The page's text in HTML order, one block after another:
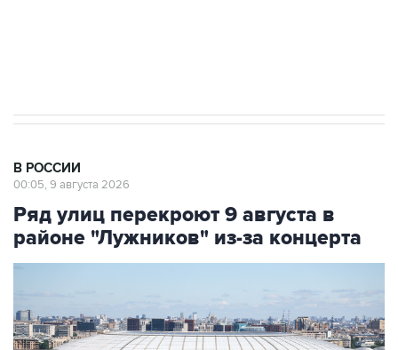
В РОССИИ
00:05, 9 августа 2026
Ряд улиц перекроют 9 августа в
районе "Лужников" из-за концерта